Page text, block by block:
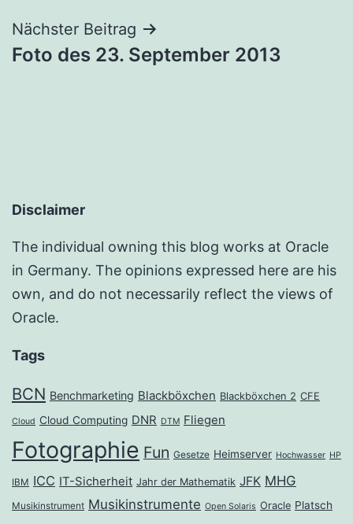
Nächster Beitrag
Foto des 23. September 2013
Disclaimer
The individual owning this blog works at Oracle
in Germany. The opinions expressed here are his
own, and do not necessarily reflect the views of
Oracle.
Tags
BCN Benchmarketing Blackböxchen Blackböxchen 2 CFE
Cloud Cloud Computing DNR DTM Fliegen
Fotographie Fun Gesetze Heimserver Hochwasser HP
IBM ICC IT-Sicherheit Jahr der Mathematik JFK MHG
Musikinstrument Musikinstrumente Open Solaris Oracle Platsch